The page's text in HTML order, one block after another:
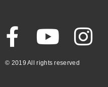
© 2019 All rights reserved